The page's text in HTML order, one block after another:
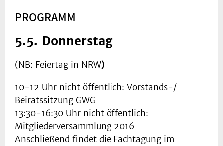
PROGRAMM
5.5. Donnerstag
(NB: Feiertag in NRW)
10-12 Uhr nicht öffentlich: Vorstands-/
Beiratssitzung GWG
13:30-16:30 Uhr nicht öffentlich:
Mitgliederversammlung 2016
Anschließend findet die Fachtagung im